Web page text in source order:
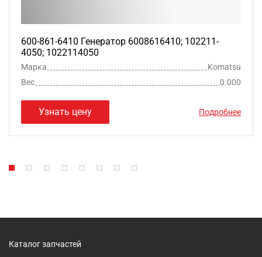
600-861-6410 Генератор 6008616410; 102211-
4050; 1022114050
Марка
Komatsu
Вес
0.000
Узнать цену Подробнее
Каталог запчастей